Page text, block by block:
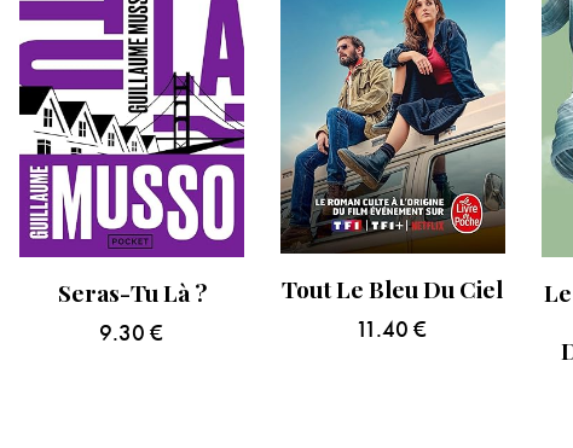
Seras-Tu Là ?
9.30 €
Tout Le Bleu Du Ciel
11.40€